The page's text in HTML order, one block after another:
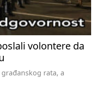
volontere da
rata, a